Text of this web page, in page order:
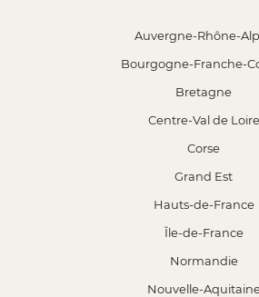
Auvergne-Rhône-
Bourgogne-Franche-
Bretagne
Centre-Val de Loire
Corse
Grand Est
Hauts-de-France
Île-de-France
Normandie
Nouvelle-